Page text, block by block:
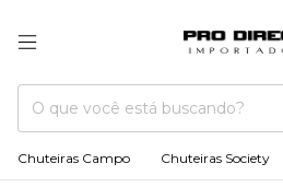
Chuteiras Campo Chuteiras Society